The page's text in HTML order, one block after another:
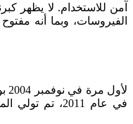
الفيروسات، وبما أنه
في عام 2011،